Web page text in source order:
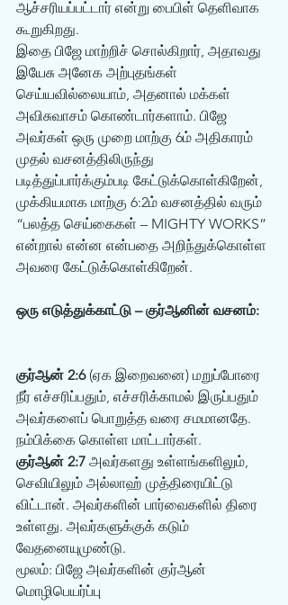
ஆச்சரியப்பட்டார் என்று பைபிள் தெளிவாக
கூறுகிறது.
இதை பிஜே மாற்றிச் சொல்கிறார், அதாவது
இயேசு அனேக அற்புதங்கள்
செய்யவில்லையாம், அதனால் மக்கள்
அவிசுவாசம் கொண்டார்களாம். பிஜே
அவர்கள் ஒரு முறை மாற்கு 6ம் அதிகாரம்
முதல் வசனத்திலிருந்து
படித்துப்பார்க்கும்படி கேட்டுக்கொள்கிறேன்,
முக்கியமாக மாற்கு 6:2ம் வசனத்தில் வரும்
“பலத்த செய்கைகள் – MIGHTY WORKS”
என்றால் என்ன என்பதை அறிந்துக்கொள்ள
அவரை கேட்டுக்கொள்கிறேன்.
ஒரு எடுத்துக்காட்டு – குர்ஆனின் வசனம்:
குர்ஆன் 2:6 (ஏக இறைவனை) மறுப்போரை
நீர் எச்சரிப்பதும், எச்சரிக்காமல் இருப்பதும்
அவர்களைப் பொறுத்த வரை சமமானதே.
நம்பிக்கை கொள்ள மாட்டார்கள்.
குர்ஆன் 2:7 அவர்களது உள்ளங்களிலும்,
செவியிலும் அல்லாஹ் முத்திரையிட்டு
விட்டான். அவர்களின் பார்வைகளில் திரை
உள்ளது. அவர்களுக்குக் கடும்
வேதனையுமுண்டு.
மூலம்: பிஜே அவர்களின் குர்‍ஆன்
மொழிபெயர்ப்பு